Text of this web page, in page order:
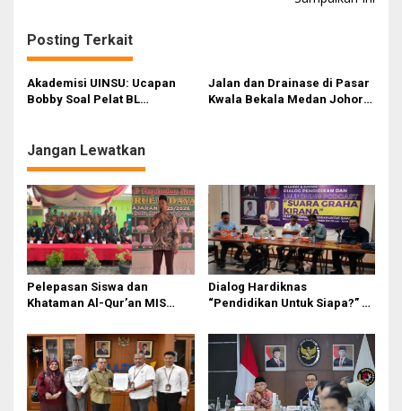
g
a
s
p
o
s
Posting Terkait
Akademisi UINSU: Ucapan
Bobby Soal Pelat BL
Jalan dan Drainase di Pasar
Kwala Bekala Medan Johor
Jangan Lewatkan
Pelepasan Siswa dan
Khataman Al-Qur’an MIS
Berlangsung Khidmat
Dialog Hardiknas
“Pendidikan Untuk Siapa?” di
Pemerintah